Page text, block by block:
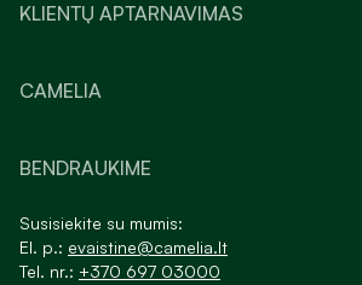
KLIENTŲ APTARNAVIMAS
CAMELIA
BENDRAUKIME
Susisiekite su mumis:
El. p.: evaistine@camelia.lt
Tel. nr.: +370 697 03000